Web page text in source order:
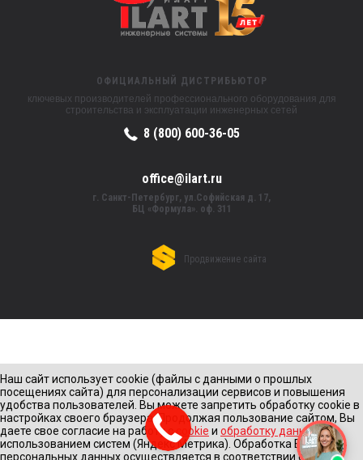
ОФИЦИАЛЬНЫЙ ДИСТРИБЬЮТОР
ключевых производителей профессионального оборудования для
строительства и эксплуатации инженерных сетей
8 (800) 600-36-05
office@ilart.ru
г. Санкт-Петербург, ул.Софийская д. 17,
БЦ «Формула». оф. 311
Продвижение сайта
Наш сайт использует cookie (файлы с данными о прошлых
посещениях сайта) для персонализации сервисов и повышения
удобства пользователей. Вы можете запретить обработку cookie в
настройках своего браузера. Продолжая пользование сайтом, Вы
даете свое согласие на работу сcookie и обработку данныхс
использованием систем (Яндекс Метрика). Обработка Ваших
персональных данных осуществляется в соответствии с